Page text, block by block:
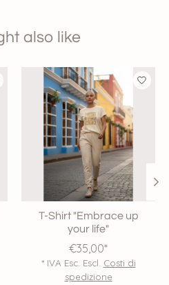
also like
T-Shirt "Embrace up
your life"
€35,00*
* IVA Esc. Escl. Costi di
spedizione